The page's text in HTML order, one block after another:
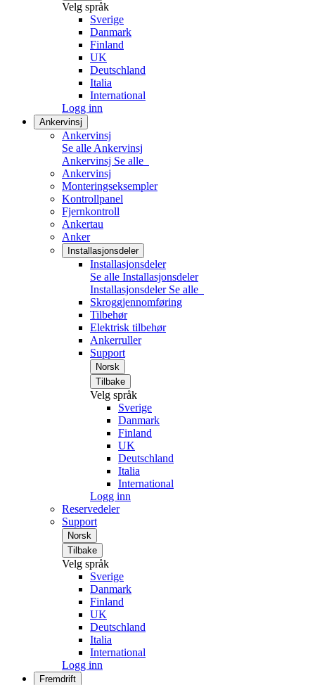
Velg språk
Sverige
Danmark
Finland
UK
Deutschland
Italia
International
Logg inn
Ankervinsj
Ankervinsj
Se alle Ankervinsj
Ankervinsj Se alle
Ankervinsj
Monteringseksempler
Kontrollpanel
Fjernkontroll
Ankertau
Anker
Installasjonsdeler
Installasjonsdeler
Se alle Installasjonsdeler
Installasjonsdeler Se alle
Skroggjennomføring
Tilbehør
Elektrisk tilbehør
Ankerruller
Support
Norsk
Tilbake
Velg språk
Sverige
Danmark
Finland
UK
Deutschland
Italia
International
Logg inn
Reservedeler
Support
Norsk
Tilbake
Velg språk
Sverige
Danmark
Finland
UK
Deutschland
Italia
International
Logg inn
Fremdrift